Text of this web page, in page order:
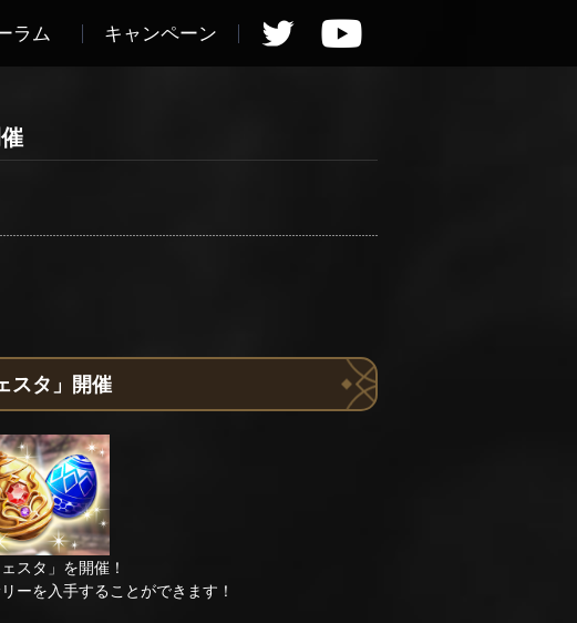
ラム キャンペーン
スタ」開催
スタ」を開催！
ーを入手することができます！